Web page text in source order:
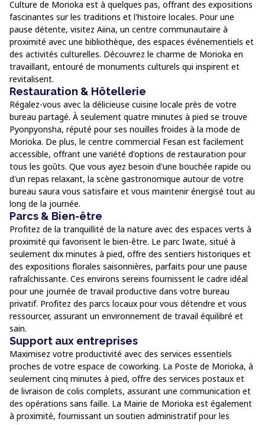
Culture de Morioka est à quelques pas, offrant des expositions
fascinantes sur les traditions et l'histoire locales. Pour une
pause détente, visitez Aiina, un centre communautaire à
proximité avec une bibliothèque, des espaces événementiels et
des activités culturelles. Découvrez le charme de Morioka en
travaillant, entouré de monuments culturels qui inspirent et
revitalisent.
Restauration & Hôtellerie
Régalez-vous avec la délicieuse cuisine locale près de votre
bureau partagé. À seulement quatre minutes à pied se trouve
Pyonpyonsha, réputé pour ses nouilles froides à la mode de
Morioka. De plus, le centre commercial Fesan est facilement
accessible, offrant une variété d'options de restauration pour
tous les goûts. Que vous ayez besoin d'une bouchée rapide ou
d'un repas relaxant, la scène gastronomique autour de votre
bureau saura vous satisfaire et vous maintenir énergisé tout au
long de la journée.
Parcs & Bien-être
Profitez de la tranquillité de la nature avec des espaces verts à
proximité qui favorisent le bien-être. Le parc Iwate, situé à
seulement dix minutes à pied, offre des sentiers historiques et
des expositions florales saisonnières, parfaits pour une pause
rafraîchissante. Ces environs sereins fournissent le cadre idéal
pour une journée de travail productive dans votre bureau
privatif. Profitez des parcs locaux pour vous détendre et vous
ressourcer, assurant un environnement de travail équilibré et
sain.
Support aux entreprises
Maximisez votre productivité avec des services essentiels
proches de votre espace de coworking. La Poste de Morioka, à
seulement cinq minutes à pied, offre des services postaux et
de livraison de colis complets, assurant une communication et
des opérations sans faille. La Mairie de Morioka est également
à proximité, fournissant un soutien administratif pour les